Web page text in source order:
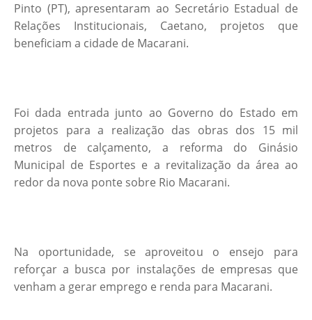
Pinto (PT), apresentaram ao Secretário Estadual de
Relações Institucionais, Caetano, projetos que
beneficiam a cidade de Macarani.
Foi dada entrada junto ao Governo do Estado em
projetos para a realização das obras dos 15 mil
metros de calçamento, a reforma do Ginásio
Municipal de Esportes e a revitalização da área ao
redor da nova ponte sobre Rio Macarani.
Na oportunidade, se aproveitou o ensejo para
reforçar a busca por instalações de empresas que
venham a gerar emprego e renda para Macarani.